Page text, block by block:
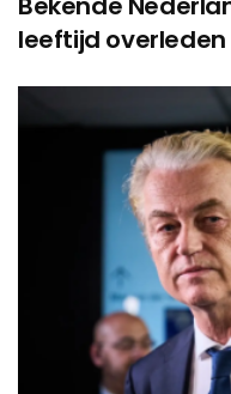
leeftijd overleden